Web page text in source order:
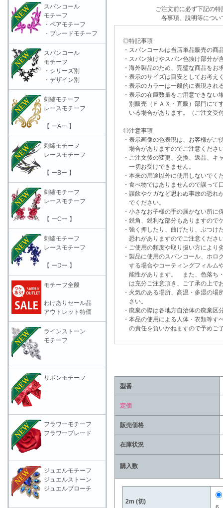
ご注文前に必ず下記の
各事項、説明等につい
◎特記事項
・スパンコールは当店単品販売の商
・スパン抜けやスパン色抜け部分が
・海外製品のため、完璧な商品をお
・表示のサイズは目安としてお考え
・表示のカラーは一般的に表現され
・表示の在庫数量をご用意できな
別販売（ＦＡＸ・直販）部門にて
いる場合があります。（ご注文受
◎注意事項
・表示画像の色表現は、お客様がご
場合がありますのでご注意くださ
・ご注文後の変更、交換、返品、キ
一切お受けできません。
・本来の用途以外に使用しないでく
・食べ物ではありませんので誤って
・誤飲やケガなど思わぬ事故の恐れ
でください。
・小さなお子様の手の届かない所に
・鋭角、鋭利な部分もありますので
・強く押したり、曲げたり、ぶつけ
恐れがありますのでご注意くださ
・ご使用の頻度や取り扱い方により
・製品に使用のスパンコール、ホロ
する場合やコーティングフィルム
能性があります。 また、色落ち・
は充分ご注意頂き、ご了承の上で
・火気のある場所、高温・多湿の場
さい。
・廃棄の際は各地方自治体の廃棄区
・本品の使用による人体・衣類等す
の責任を負いかねますので予めご
型番
定価
販売価格
在庫状況
購入数
2m (切)
スパンコール
モチーフ
・ペアモチーフ
・ブレードモチーフ
スパンコール
モチーフ
・シリーズ別
・デザイン別
刺繍モチーフ
レースモチーフ
【 ーAー 】
刺繍モチーフ
レースモチーフ
【 ーBー 】
刺繍モチーフ
レースモチーフ
【 ーCー 】
刺繍モチーフ
レースモチーフ
【 ーDー 】
モチーフ全般
わけありセール品
アウトレット特価
ラインストーン
モチーフ
リボンモチーフ
フラワーモチーフ
フラワーブレード
ジュエルモチーフ
ジュエルストーン
ジュエルブローチ